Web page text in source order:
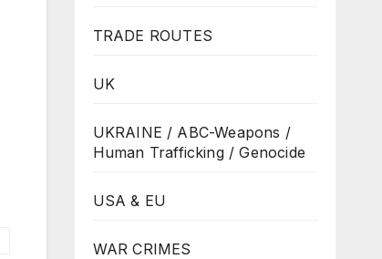
TRADE ROUTES
UK
UKRAINE / ABC-Weapons /
Human Trafficking / Genocide
USA & EU
WAR CRIMES